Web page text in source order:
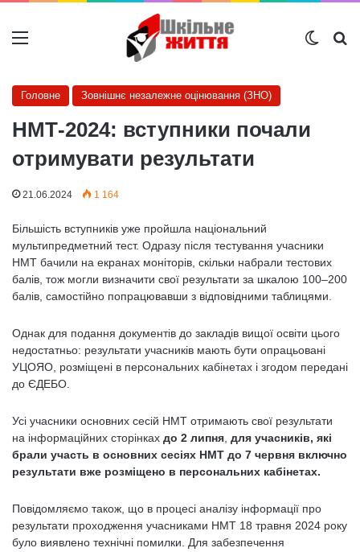
Меню
Головне Зовнішнє незалежне оцінювання (ЗНО)
НМТ-2024: вступники почали
отримувати результати
21.06.2024 1 164
Більшість вступників уже пройшла національний
мультипредметний тест. Одразу після тестування учасники
НМТ бачили на екранах моніторів, скільки набрали тестових
балів, тож могли визначити свої результати за шкалою 100–200
балів, самостійно попрацювавши з відповідними таблицями.
Однак для подання документів до закладів вищої освіти цього
недостатньо: результати учасників мають бути опрацьовані
УЦОЯО, розміщені в персональних кабінетах і згодом передані
до ЄДЕБО.
Усі учасники основних сесій НМТ отримають свої результати
на інформаційних сторінках до 2 липня для учасників, які
брали участь в основних сесіях НМТ до 7 червня включно
результати вже розміщено в персональних кабінетах.
Повідомляємо також, що в процесі аналізу інформації про
результати проходження учасниками НМТ 18 травня 2024 року
було виявлено технічні помилки. Для забезпечення